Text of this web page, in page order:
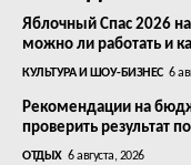
Яблочный Спас 2026
можно ли работать и
КУЛЬТУРА И ШОУ-БИЗНЕС 6
Рекомендации на
проверить результат
ОТДЫХ 6 августа, 2026